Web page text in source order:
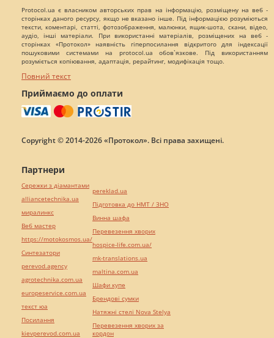
Protocol.ua є власником авторських прав на інформацію, розміщену на веб -
сторінках даного ресурсу, якщо не вказано інше. Під інформацією розуміються
тексти, коментарі, статті, фотозображення, малюнки, ящик-шота, скани, відео,
аудіо, інші матеріали. При використанні матеріалів, розміщених на веб -
сторінках «Протокол» наявність гіперпосилання відкритого для індексації
пошуковими системами на protocol.ua обов`язкове. Під використанням
розуміється копіювання, адаптація, рерайтинг, модифікація тощо.
Повний текст
Приймаємо до оплати
Copyright © 2014-2026 «Протокол». Всі права захищені.
Партнери
Сережки з діамантами
alliancetechnika.ua
миралинкс
Веб мастер
https://motokosmos.ua/
Синтезатори
perevod.agency
agrotechnika.com.ua
europeservice.com.ua
текст юа
Посилання
kievperevod.com.ua
pereklad.ua
Підготовка до НМТ / ЗНО
Винна шафа
Перевезення хворих
hospice-life.com.ua/
mk-translations.ua
maltina.com.ua
Шафи купе
Брендові сумки
Натяжні стелі Nova Stelya
Перевезення хворих за
кордон